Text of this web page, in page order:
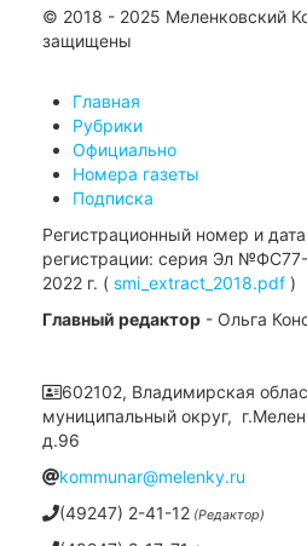
© 2018 - 2025 Меленковский
защищены
Главная
Рубрики
Официально
Номера газеты
Подписка
Регистрационный номер и
регистрации: серия Эл
2022 г. ( smi_extract_2018.pdf )
Главный редактор - Ольга
602102, Владимирская
муниципальный округ,
д.96
kommunar@melenky.ru
(49247) 2-41-12 (Редактор)